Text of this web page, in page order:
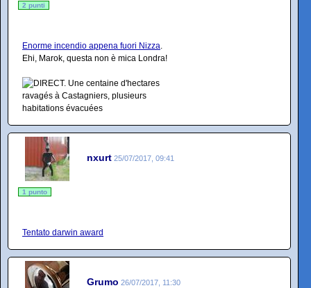
2 punti
Enorme incendio appena fuori Nizza.
Ehi, Marok, questa non è mica Londra!
nxurt 25/07/2017, 09:41
1 punto
Tentato darwin award
Grumo 26/07/2017, 11:30